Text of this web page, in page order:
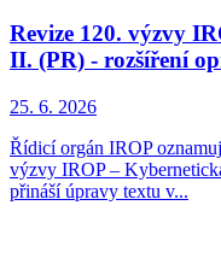
Revize 120. výzvy
II. (PR) - rozšíření
25. 6. 2026
Řídicí orgán IROP
výzvy IROP –
přináší úpravy textu v...